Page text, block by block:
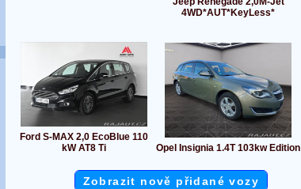
4WD*AUT*KeyLess*
Ford S-MAX 2,0 EcoBlue 110
kW AT8 Ti
Opel Insignia 1.4T 103kw Edition
Zobrazit nově přidané vozy